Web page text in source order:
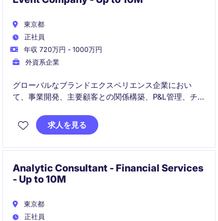
東京都
正社員
年収 720万円 - 1000万円
外資系企業
グローバルなブランドエクスペリエンス企業におい
て、事業開発、主要顧客との関係構築、P&L管理、チー
の大手企業に対し、イベント、展示会、体験型マーケ
ティング、統合型ブランド施策の企画から実行までを
求人を見る
Analytic Consultant - Financial Services
- Up to 10M
東京都
正社員